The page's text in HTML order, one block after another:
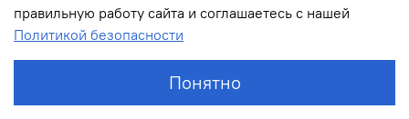
правильную работу сайта и соглашаетесь с нашей
Политикой безопасности
Понятно